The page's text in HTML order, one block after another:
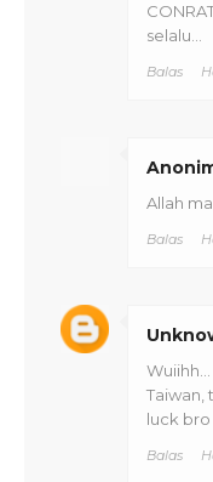
selalu...
Balas
Allah
Balas
Taiwan,
luck bro
Balas